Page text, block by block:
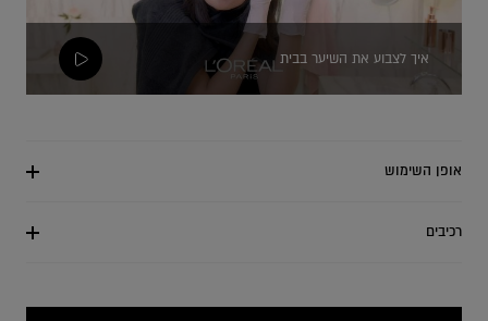
איך לצבוע את השיער בבית
אופן השימוש
רכיבים